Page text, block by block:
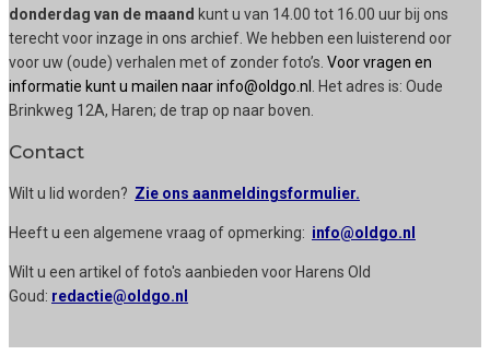
donderdag van de maand kunt u van 14.00 tot 16.00 uur bij ons
terecht voor inzage in ons archief. We hebben een luisterend oor
voor uw (oude) verhalen met of zonder foto’s. Voor vragen en
informatie kunt u mailen naar info@oldgo.nl
. Het adres is: Oude
Brinkweg 12A, Haren; de trap op naar boven.
Contact
Wilt u lid worden? Zie ons aanmeldingsformulier.
Heeft u een algemene vraag of opmerking: info@oldgo.nl
Wilt u een artikel of foto's aanbieden voor Harens Old
Goud: redactie@oldgo.nl